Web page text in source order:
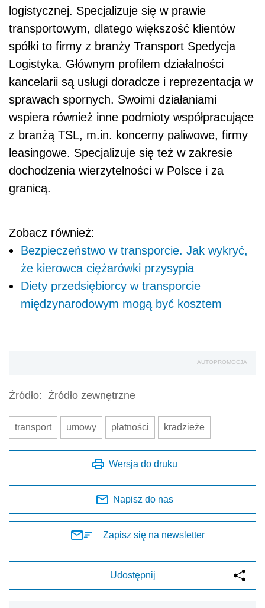
logistycznej. Specjalizuje się w prawie
transportowym, dlatego większość klientów
spółki to firmy z branży Transport Spedycja
Logistyka. Głównym profilem działalności
kancelarii są usługi doradcze i reprezentacja w
sprawach spornych. Swoimi działaniami
wspiera również inne podmioty współpracujące
z branżą TSL, m.in. koncerny paliwowe, firmy
leasingowe. Specjalizuje się też w zakresie
dochodzenia wierzytelności w Polsce i za
granicą.
Zobacz również:
Bezpieczeństwo w transporcie. Jak wykryć,
że kierowca ciężarówki przysypia
Diety przedsiębiorcy w transporcie
międzynarodowym mogą być kosztem
AUTOPROMOCJA
Źródło: Źródło zewnętrzne
transport umowy płatności kradzieże
Wersja do druku
Napisz do nas
Zapisz się na newsletter
Udostępnij